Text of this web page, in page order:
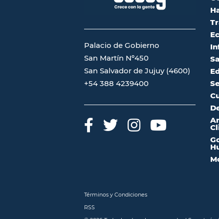
Palacio de Gobierno
San Martín Nº450
San Salvador de Jujuy (4600)
+54 388 4239400
Términos y Condiciones
RSS